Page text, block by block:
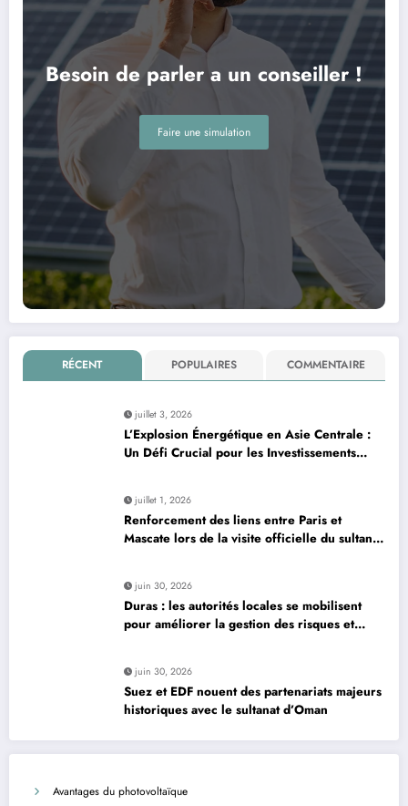
Besoin de parler a un conseiller !
Faire une simulation
RÉCENT POPULAIRES COMMENTAIRE
juillet 3, 2026
L’Explosion Énergétique en Asie Centrale :
Un Défi Crucial pour les Investissements
juillet 1, 2026
Renforcement des liens entre Paris et
Mascate lors de la visite officielle du sultan
juin 30, 2026
Duras : les autorités locales se mobilisent
pour améliorer la gestion des risques et
juin 30, 2026
Suez et EDF nouent des partenariats majeurs
historiques avec le sultanat d’Oman
Avantages du photovoltaïque